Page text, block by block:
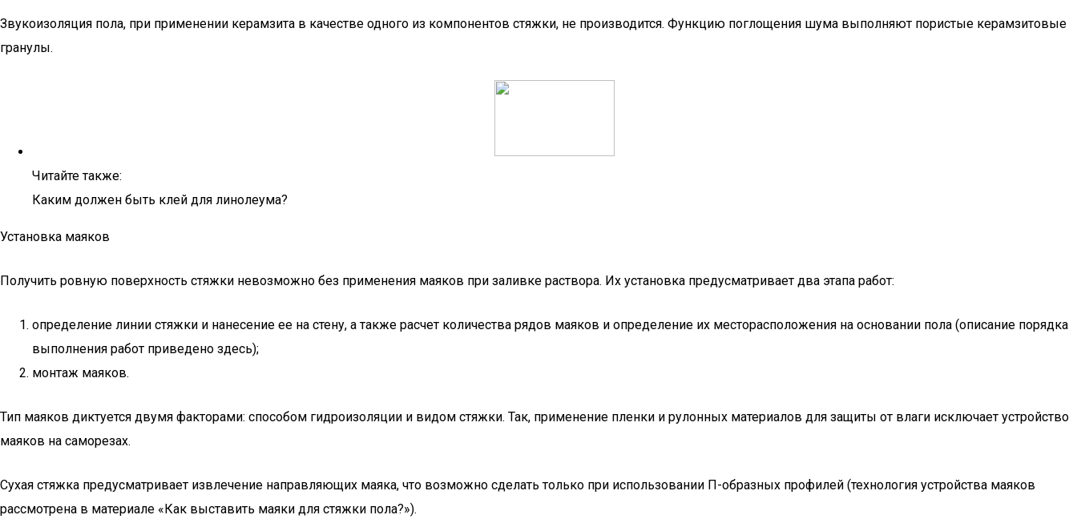
Звукоизоляция пола, при применении керамзита в качестве одного из компонентов стяжки, не производится. Функцию поглощения шума выполняют пористые керамзитовые
гранулы.
Читайте также:
Каким должен быть клей для линолеума?
Установка маяков
Получить ровную поверхность стяжки невозможно без применения маяков при заливке раствора. Их установка предусматривает два этапа работ:
определение линии стяжки и нанесение ее на стену, а также расчет количества рядов маяков и определение их месторасположения на основании пола (описание порядка
выполнения работ приведено здесь);
монтаж маяков.
Тип маяков диктуется двумя факторами: способом гидроизоляции и видом стяжки. Так, применение пленки и рулонных материалов для защиты от влаги исключает устройство
маяков на саморезах.
Сухая стяжка предусматривает извлечение направляющих маяка, что возможно сделать только при использовании П-образных профилей (технология устройства маяков
рассмотрена в материале «Как выставить маяки для стяжки пола?»).